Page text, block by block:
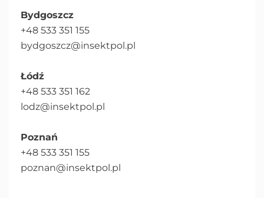
Bydgoszcz
+48 533 351 155
bydgoszcz@insektpol.pl
Łódź
+48 533 351 162
lodz@insektpol.pl
Poznań
+48 533 351 155
poznan@insektpol.pl